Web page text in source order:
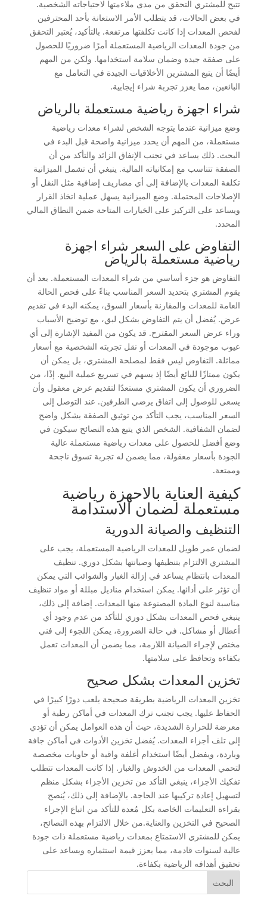
تتيح للمشتري التحقق من مدى ملاءمتها لاحتياجاته الشخصية.
في بعض الحالات، قد يتطلب الأمر الاستعانة بأحد المحترفين
لفحص المعدات إذا كانت تكلفتها مرتفعة. بالتأكيد، يُعتبر التحقق
من جودة المعدات الرياضية المستعملة أمرًا ضروريًا للحصول
على صفقة جيدة وضمان سلامة استخدامها. ولكن من المهم
أيضًا أن يتبع المشترين الأخلاقيات الجيدة في التعامل مع
البائعين، مما يعزز تجربة شراء إيجابية.
شراء اجهزة رياضية مستعملة بالرياض
وضع ميزانية عندما يتوجه الشخص لشراء معدات رياضية
مستعملة، من المهم أن يحدد ميزانية واضحة قبل البدء في
البحث. ذلك يساعد في تجنب الإنفاق الزائد والتأكد من أن
الصفقة تتناسب مع إمكانياته المالية. ينبغي أن تشمل الميزانية
تكلفة المعدات بالإضافة إلى أي مصاريف إضافية مثل النقل أو
الإصلاحات المحتملة. وضع الميزانية يسهل عملية اتخاذ القرار
ويساعد على التركيز على الخيارات المتاحة ضمن النطاق المالي
المحدد.
التفاوض على السعر شراء اجهزة
رياضية مستعملة بالرياض
التفاوض هو جزء أساسي من شراء المعدات المستعملة. بعد أن
يقوم المشتري بتحديد السعر المناسب بناءً على فحص الحالة
العامة للمعدات والمقارنة بأسعار السوق، يمكنه البدء في تقديم
عرض. يُفضل أن يتم التفاوض بشكل لبق، مع توضيح الأسباب
وراء عرض السعر المقترح. قد يكون من المفيد الإشارة إلى أي
عيوب موجودة في المعدات أو نقل تجربته الشخصية مع أسعار
مماثلة. التفاوض ليس فقط لمصلحة المشتري، بل يمكن أن
يكون ممتازًا للبائع أيضًا إذ يسهم في تسريع عملية البيع. إذًا، من
الضروري أن يكون المشتري مستعدًا لتقديم عرض معقول وأن
يسعى للوصول إلى اتفاق يرضي الطرفين. عند التوصل إلى
السعر المناسب، يجب التأكد من توثيق الصفقة بشكل واضح
لضمان الشفافية. الشخص الذي يتبع هذه النصائح سيكون في
وضع أفضل للحصول على معدات رياضية مستعملة عالية
الجودة بأسعار معقولة، مما يضمن له تجربة تسوق ناجحة
وممتعة.
كيفية العناية بالاحهزة رياضية
مستعملة لضمان الاستدامة
التنظيف والصيانة الدورية
لضمان عمر طويل للمعدات الرياضية المستعملة، يجب على
المشتري الالتزام بتنظيفها وصيانتها بشكل دوري. تنظيف
المعدات بانتظام يساعد في إزالة الغبار والشوائب التي يمكن
أن تؤثر على أدائها. يمكن استخدام مناديل مبللة أو مواد تنظيف
مناسبة لنوع المادة المصنوعة منها المعدات. إضافة إلى ذلك،
ينبغي فحص المعدات بشكل دوري للتأكد من عدم وجود أي
أعطال أو مشاكل. في حالة الضرورة، يمكن اللجوء إلى فني
مختص لإجراء الصيانة اللازمة، مما يضمن أن المعدات تعمل
بكفاءة وتحافظ على سلامتها.
تخزين المعدات بشكل صحيح
تخزين المعدات الرياضية بطريقة صحيحة يلعب دورًا كبيرًا في
الحفاظ عليها. يجب تجنب ترك المعدات في أماكن رطبة أو
معرضة للحرارة الشديدة، حيث أن هذه العوامل يمكن أن تؤدي
إلى تلف أجزاء المعدات. يُفضل تخزين الأدوات في أماكن جافة
وباردة، ويفضل أيضًا استخدام أغلفة واقية أو حاويات مخصصة
لتحمي المعدات من الخدوش والغبار. إذا كانت المعدات تتطلب
تفكيك الأجزاء، ينبغي التأكد من تخزين الأجزاء بشكل منظم
لتسهيل إعادة تركيبها عند الحاجة. بالإضافة إلى ذلك، يُنصح
بقراءة التعليمات الخاصة بكل مُعدة للتأكد من اتباع الإجراء
الصحيح في التخزين والعناية.من خلال الالتزام بهذه النصائح،
يمكن للمشتري الاستمتاع بمعدات رياضية مستعملة ذات جودة
عالية لسنوات قادمة، مما يعزز قيمة استثماره ويساعد على
تحقيق أهدافه الرياضية بكفاءة.
البحث